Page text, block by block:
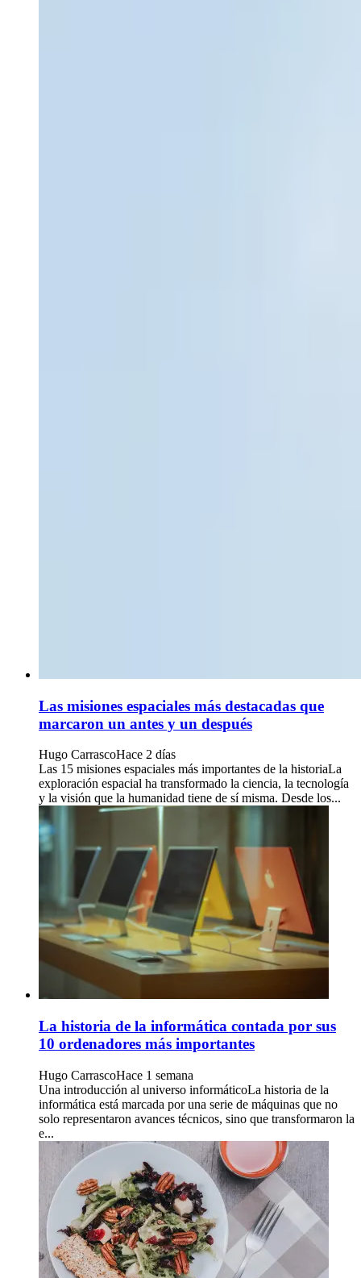
Las misiones espaciales más destacadas que
marcaron un antes y un después
Hugo CarrascoHace 2 días
Las 15 misiones espaciales más importantes de la historiaLa
exploración espacial ha transformado la ciencia, la tecnología
y la visión que la humanidad tiene de sí misma. Desde los...
La historia de la informática contada por sus
10 ordenadores más importantes
Hugo CarrascoHace 1 semana
Una introducción al universo informáticoLa historia de la
informática está marcada por una serie de máquinas que no
solo representaron avances técnicos, sino que transformaron la
e...